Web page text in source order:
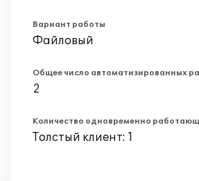
Вариант работы
Файловый
Общее число автоматизированных
2
Количество одновременно
Толстый клиент: 1